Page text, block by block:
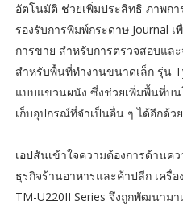
อัตโนมัติ ช่วยเพิ่มประสิทธิ ภาพก
รองรับการพิมพ์กระดาษ Journal
การขาย สำหรับการตรวจสอบแล
สำหรับพื้นที่ทำงานขนาดเล็ก รุ่น
แบบแขวนผนัง ซึ่งช่วยเพิ่มพื้นที่บน
เก็บอุปกรณ์ที่จำเป็นอื่น ๆ ได้อีกด้วย
เอปสันเข้าใจความต้องการด้านค
ธุรกิจร้านอาหารและค้าปลีก เครื่อ
TM-U220II Series จึงถูกพัฒนาม